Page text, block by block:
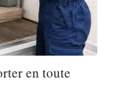
en toute